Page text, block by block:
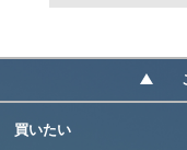
買いたい